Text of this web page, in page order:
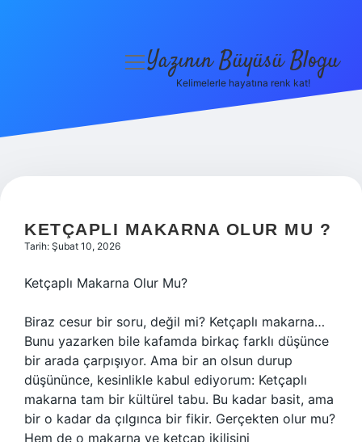
Hakkımızda
menüyü
Yazının Büyüsü Blogu
Kelimelerle hayatına renk kat!
KETÇAPLI MAKARNA OLUR MU ?
Tarih: Şubat 10, 2026
Ketçaplı Makarna Olur Mu?
Biraz cesur bir soru, değil mi? Ketçaplı makarna…
Bunu yazarken bile kafamda birkaç farklı düşünce
bir arada çarpışıyor. Ama bir an olsun durup
düşününce, kesinlikle kabul ediyorum: Ketçaplı
makarna tam bir kültürel tabu. Bu kadar basit, ama
bir o kadar da çılgınca bir fikir. Gerçekten olur mu?
Hem de o makarna ve ketçap ikilisini